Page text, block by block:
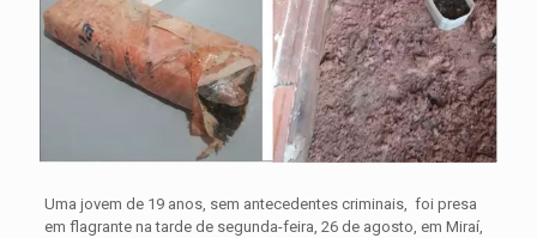
Uma jovem de 19 anos, sem antecedentes criminais, foi presa
em flagrante na tarde de segunda-feira, 26 de agosto, em Miraí,